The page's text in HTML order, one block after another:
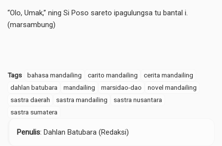
“Olo, Umak,” ning Si Poso sareto ipagulungsa tu bantal i.
(marsambung)
Tags bahasa mandailing carito mandailing
cerita mandailing
dahlan batubara
mandailing marsidao-dao
novel mandailing
sastra daerah
sastra mandailing
sastra nusantara
sastra sumatera
Penulis: Dahlan Batubara (Redaksi)